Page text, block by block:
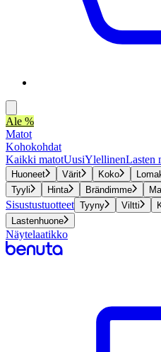
Ale %
Matot
Kohokohdat
Kaikki matotUusiYlellinenLasten
Huoneet Värit Koko
Tyyli
Hinta Brändimme
Sisustustuotteet Tyyny Viltti
Lastenhuone
Näytelaatikko